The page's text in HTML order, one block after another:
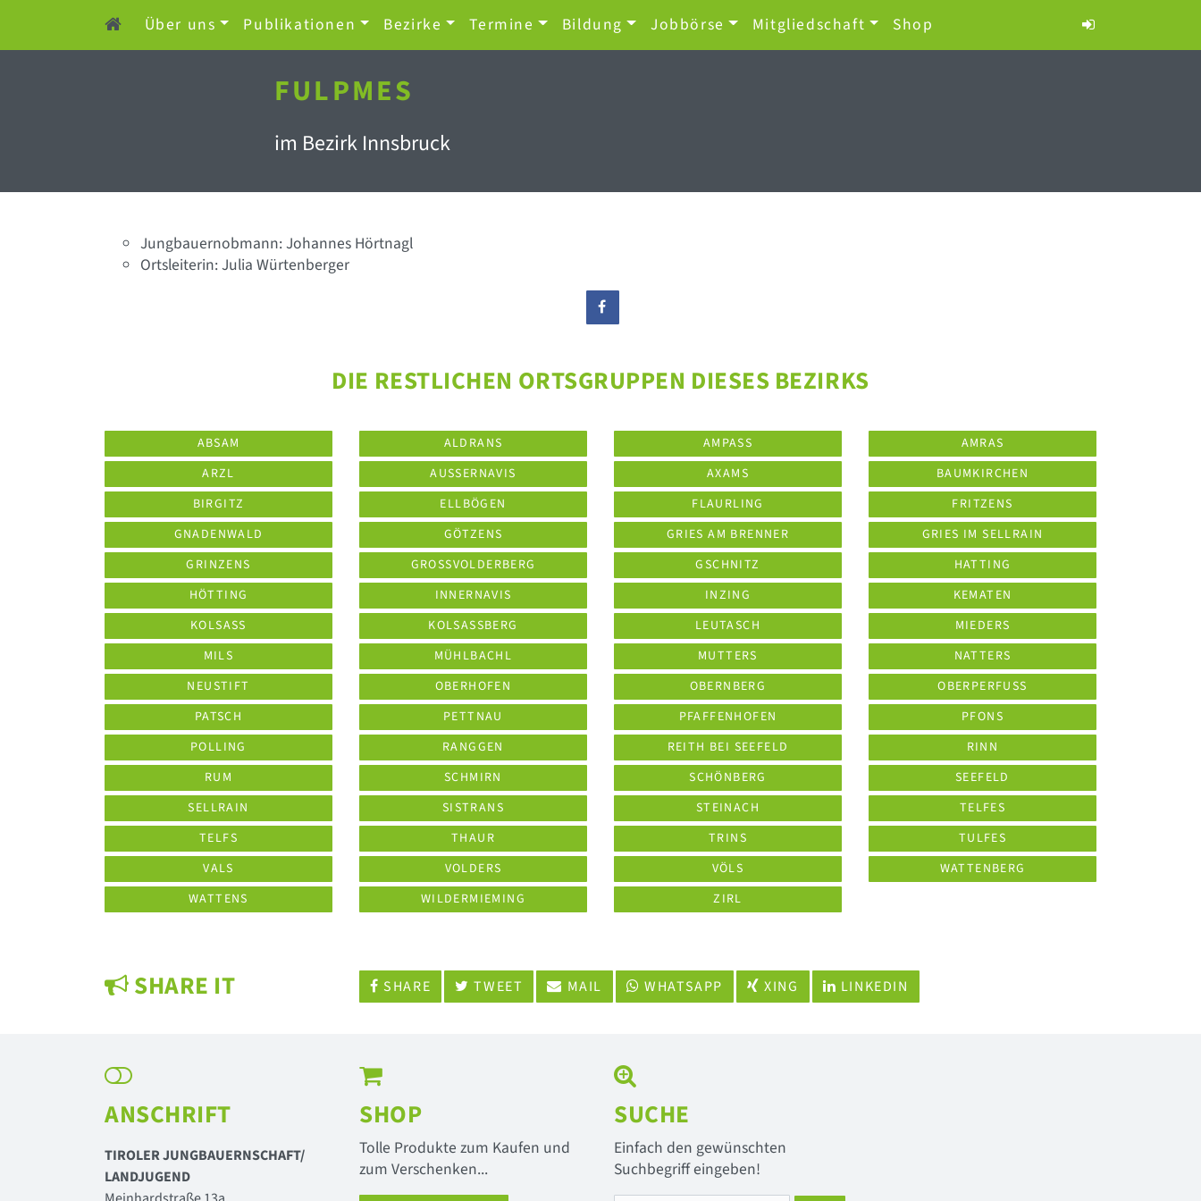
Über uns Publikationen Bezirke Termine Bildung Jobbörse Mitgliedschaft Shop
FULPMES
im Bezirk Innsbruck
Jungbauernobmann: Johannes Hörtnagl
Ortsleiterin: Julia Würtenberger
DIE RESTLICHEN ORTSGRUPPEN DIESES BEZIRKS
ABSAM ALDRANS AMPASS
AMRAS
ARZL
AUSSERNAVIS AXAMS
BAUMKIRCHEN
BIRGITZ
ELLBÖGEN FLAURLING
FRITZENS
GNADENWALD
GÖTZENS GRIES AM BRENNER
GRIES IM SELLRAIN
GRINZENS
GROSSVOLDERBERG GSCHNITZ
HATTING
HÖTTING
INNERNAVIS INZING
KEMATEN
KOLSASS
KOLSASSBERG LEUTASCH
MIEDERS
MILS
MÜHLBACHL MUTTERS
NATTERS
NEUSTIFT
OBERHOFEN OBERNBERG
OBERPERFUSS
PATSCH
PETTNAU PFAFFENHOFEN
PFONS
POLLING
RANGGEN REITH BEI SEEFELD
RINN
RUM
SCHMIRN SCHÖNBERG
SEEFELD
SELLRAIN
SISTRANS STEINACH
TELFES
TELFS
THAUR TRINS
TULFES
VALS
VOLDERS VÖLS
WATTENBERG
WATTENS
WILDERMIEMING ZIRL
SHARE IT SHARE TWEET MAIL WHATSAPP XING LINKEDIN
ANSCHRIFT
TIROLER JUNGBAUERNSCHAFT/
LANDJUGEND
SHOP
Tolle Produkte zum Kaufen und
zum Verschenken...
SUCHE
Einfach den gewünschten
Suchbegriff eingeben!